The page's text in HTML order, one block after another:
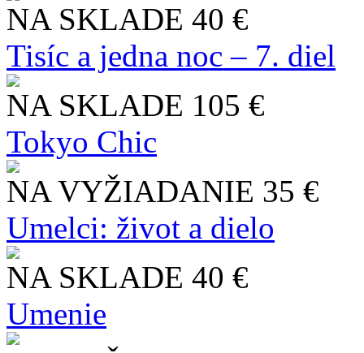
NA SKLADE 40 €
Tisíc a jedna noc – 7. diel
NA SKLADE 105 €
Tokyo Chic
NA VYŽIADANIE 35 €
Umelci: život a dielo
NA SKLADE 40 €
Umenie